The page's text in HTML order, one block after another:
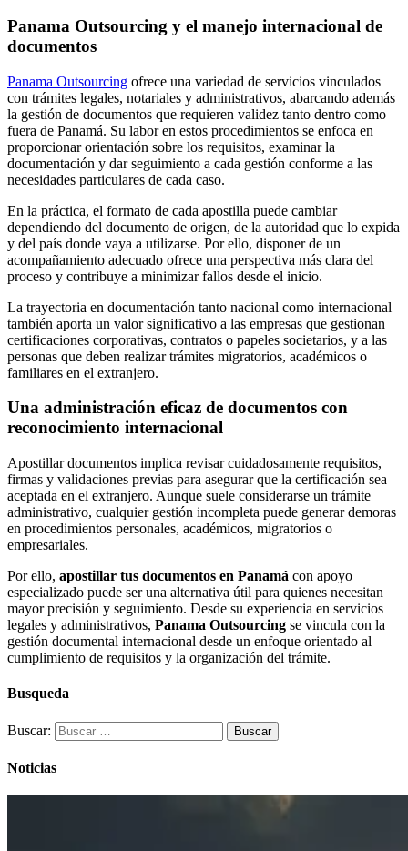
Panama Outsourcing y el manejo internacional de
documentos
Panama Outsourcing ofrece una variedad de servicios vinculados
con trámites legales, notariales y administrativos, abarcando además
la gestión de documentos que requieren validez tanto dentro como
fuera de Panamá. Su labor en estos procedimientos se enfoca en
proporcionar orientación sobre los requisitos, examinar la
documentación y dar seguimiento a cada gestión conforme a las
necesidades particulares de cada caso.
En la práctica, el formato de cada apostilla puede cambiar
dependiendo del documento de origen, de la autoridad que lo expida
y del país donde vaya a utilizarse. Por ello, disponer de un
acompañamiento adecuado ofrece una perspectiva más clara del
proceso y contribuye a minimizar fallos desde el inicio.
La trayectoria en documentación tanto nacional como internacional
también aporta un valor significativo a las empresas que gestionan
certificaciones corporativas, contratos o papeles societarios, y a las
personas que deben realizar trámites migratorios, académicos o
familiares en el extranjero.
Una administración eficaz de documentos con
reconocimiento internacional
Apostillar documentos implica revisar cuidadosamente requisitos,
firmas y validaciones previas para asegurar que la certificación sea
aceptada en el extranjero. Aunque suele considerarse un trámite
administrativo, cualquier gestión incompleta puede generar demoras
en procedimientos personales, académicos, migratorios o
empresariales.
Por ello, apostillar tus documentos en Panamá con apoyo
especializado puede ser una alternativa útil para quienes necesitan
mayor precisión y seguimiento. Desde su experiencia en servicios
legales y administrativos, Panama Outsourcing se vincula con la
gestión documental internacional desde un enfoque orientado al
cumplimiento de requisitos y la organización del trámite.
Busqueda
Buscar:
Noticias